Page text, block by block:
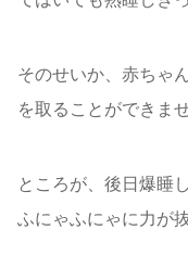
そのせいか、赤ちゃ
を取ることができま
ところが、後日爆睡
ふにゃふにゃに力が